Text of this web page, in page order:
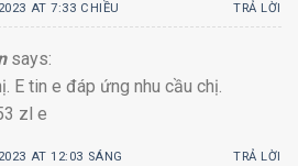
AT 7:33 CHIỀU TRẢ LỜI
says:
E tin e đáp ứng nhu cầu chị.
zl e
AT 12:03 SÁNG TRẢ LỜI